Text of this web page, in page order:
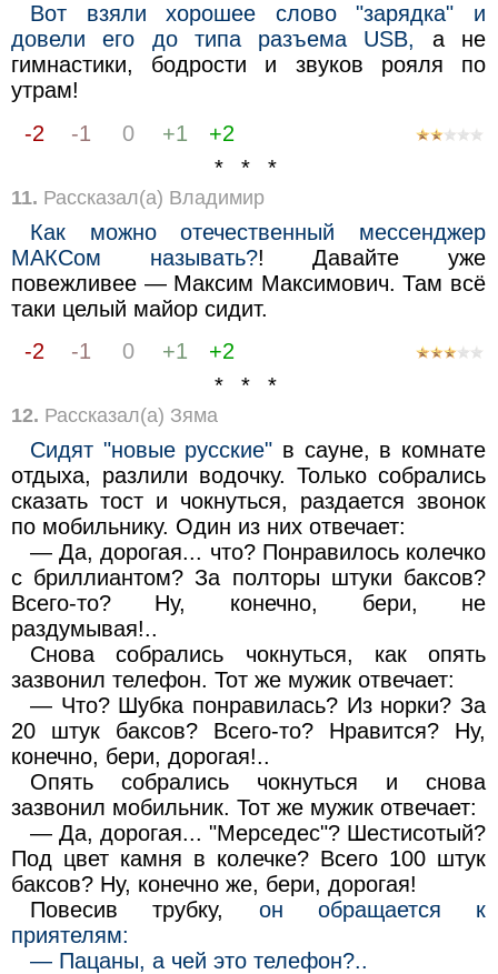
Вот взяли хорошее слово "зарядка" и
довели его до типа разъема USВ,
а не
гимнастики, бодрости и звуков рояля по
утрам!
-2
-1 0 +1
+2
* * *
11. Рассказал(а) Владимир
Как можно отечественный мессенджер
МАКСом называть?! Давайте уже
повежливее — Максим Максимович. Там всё
таки целый майор сидит.
-2
-1 0 +1
+2
* * *
12. Рассказал(а) Зяма
Сидят "новые русские" в сауне, в комнате
отдыха, разлили водочку. Только собрались
сказать тост и чокнуться, раздается звонок
по мобильнику. Один из них отвечает:
— Да, дорогая... что? Понравилось колечко
с бриллиантом? За полторы штуки баксов?
Всего-то? Ну, конечно, бери, не
раздумывая!..
Снова собрались чокнуться, как опять
зазвонил телефон. Тот же мужик отвечает:
— Что? Шубка понравилась? Из норки? За
20 штук баксов? Всего-то? Нравится? Ну,
конечно, бери, дорогая!..
Опять собрались чокнуться и снова
зазвонил мобильник. Тот же мужик отвечает:
— Да, дорогая... "Мерседес"? Шестисотый?
Под цвет камня в колечке? Всего 100 штук
баксов? Ну, конечно же, бери, дорогая!
Повесив трубку, он обращается к
приятелям:
— Пацаны, а чей это телефон?..